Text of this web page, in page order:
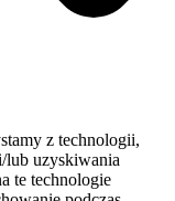
z technologii,
lub uzyskiwania
te technologie